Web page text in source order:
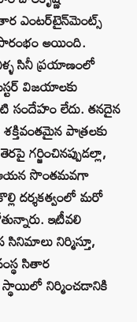
ఎంటర్‌టైన్‌మెంట్స్
అయింది.
సినీ ప్రయాణంలో
విజయాలకు
లేదు. తనదైన
పాత్రలకు
గర్జించినప్పుడల్లా,
ఆయన సొంతమవగా
దర్శకత్వంలో మరో
ఇటీవలి
నిర్మిస్తూ,
సితార
నిర్మించడానికి